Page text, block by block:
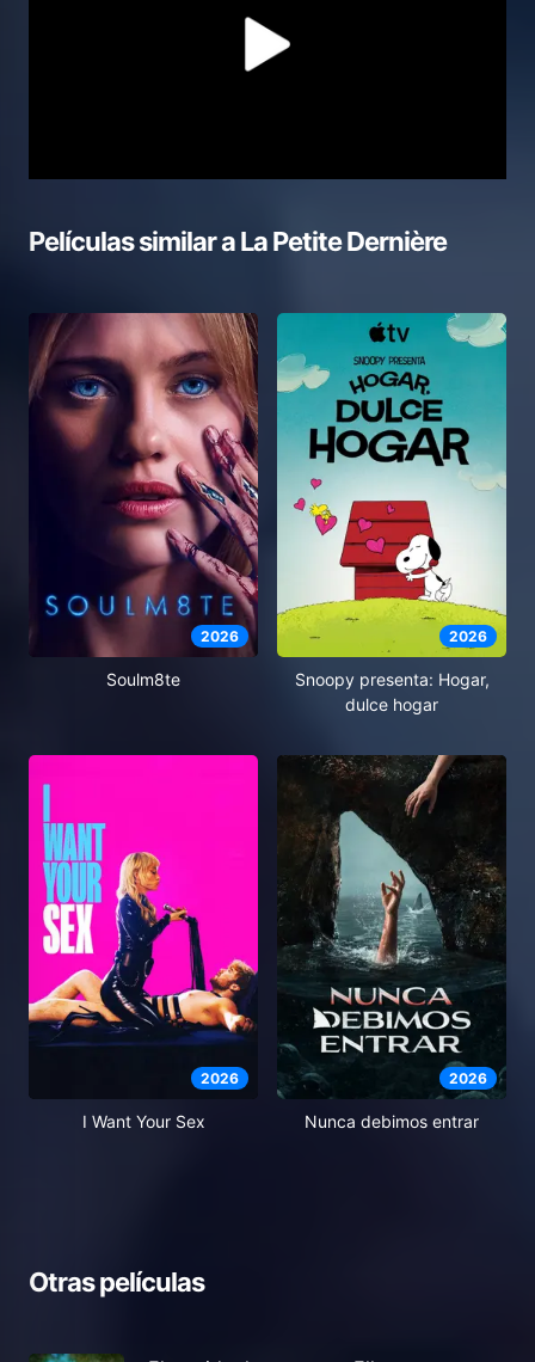
Películas similar aLa Petite Dernière
2026
Soulm8te
2026
Snoopy presenta: Hogar,
dulce hogar
2026
I Want Your Sex
2026
Nunca debimos entrar
Otras películas